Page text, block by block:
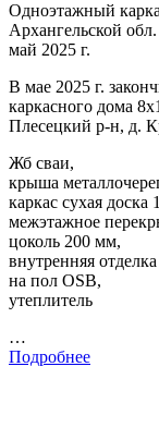
Одноэтажный
Архангельской обл.
май 2025 г.
В мае 2025 г.
каркасного дома
Плесецкий р-н, д.
Жб сваи,
крыша
каркас сухая доска
межэтажное
цоколь 200 мм,
внутренняя
на пол OSB,
утеплитель
…
Подробнее